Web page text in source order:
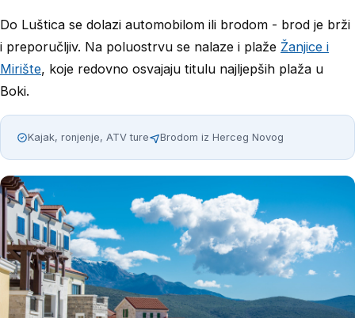
Do Luštica se dolazi automobilom ili brodom - brod je brži
i preporučljiv. Na poluostrvu se nalaze i plaže Žanjice i
Mirište, koje redovno osvajaju titulu najljepših plaža u
Boki.
Kajak, ronjenje, ATV ture Brodom iz Herceg Novog